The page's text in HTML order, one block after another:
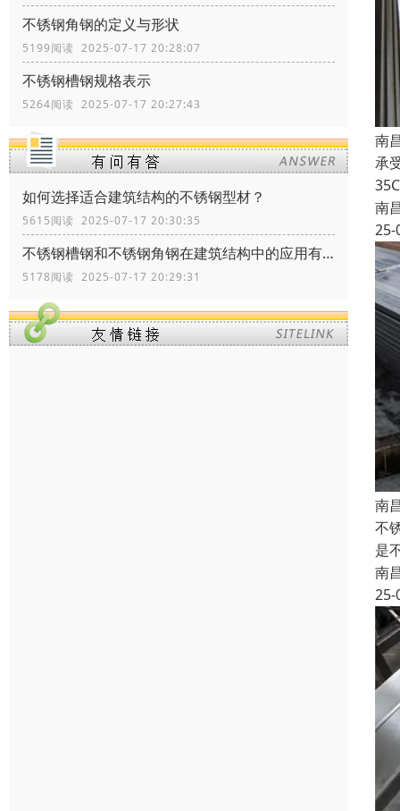
不锈钢角钢的定义与形状
5199阅读 2025-07-17 20:28:07
不锈钢槽钢规格表示
5264阅读 2025-07-17 20:27:43
如何选择适合建筑结构的不锈钢型材？
5615阅读 2025-07-17 20:30:35
不锈钢槽钢和不锈钢角钢在建筑结构中的应用有何区别？
5178阅读 2025-07-17 20:29:31
南
承
南
25-
南
不
是
南
25-